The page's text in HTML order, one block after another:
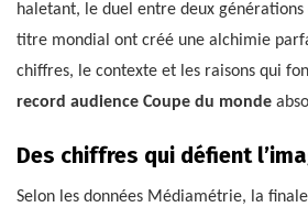
haletant, le duel entre deux générations
titre mondial ont créé une alchimie
chiffres, le contexte et les raisons qui
record audience Coupe du monde
Des chiffres qui défient
Selon les données Médiamétrie, la